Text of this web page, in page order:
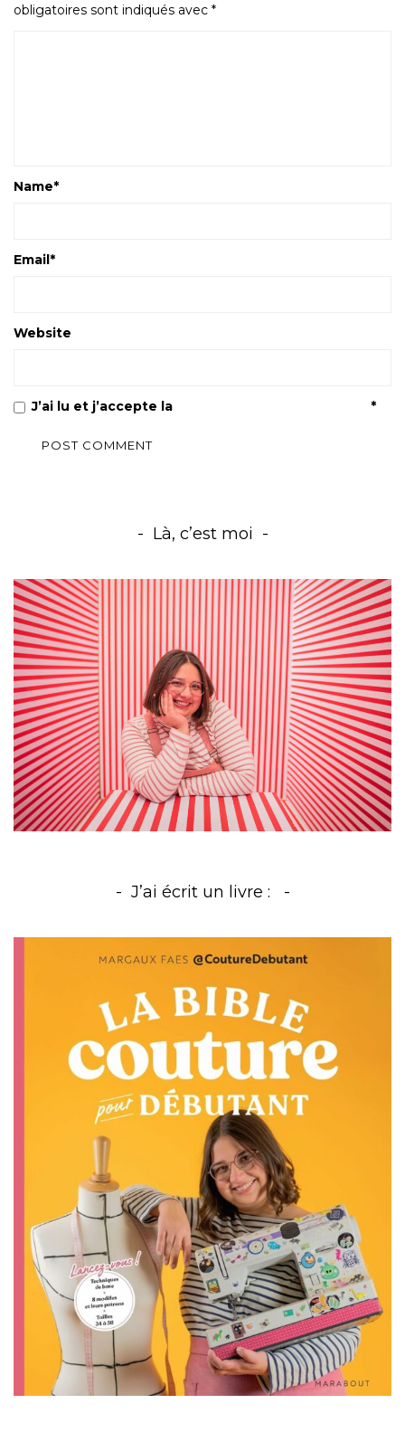
obligatoires sont indiqués avec *
Name*
Email*
Website
J’ai lu et j’accepte la *
Là, c’est moi
J’ai écrit un livre :